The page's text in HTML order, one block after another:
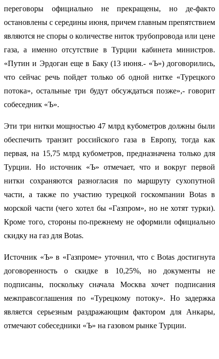
переговоры официально не прекращены, но де-факто
остановлены с середины июня, причем главным препятствием
являются не споры о количестве ниток трубопровода или цене
газа, а именно отсутствие в Турции кабинета министров.
«Путин и Эрдоган еще в Баку (13 июня.- «Ъ») договорились,
что сейчас речь пойдет только об одной нитке «Турецкого
потока», остальные три будут обсуждаться позже»,- говорит
собеседник «Ъ».
Эти три нитки мощностью 47 млрд кубометров должны были
обеспечить транзит российского газа в Европу, тогда как
первая, на 15,75 млрд кубометров, предназначена только для
Турции. Но источник «Ъ» отмечает, что и вокруг первой
нитки сохраняются разногласия по маршруту сухопутной
части, а также по участию турецкой госкомпании Botas в
морской части (чего хотел бы «Газпром», но не хотят турки).
Кроме того, стороны по-прежнему не оформили официально
скидку на газ для Botas.
Источник «Ъ» в «Газпроме» уточнил, что с Botas достигнута
договоренность о скидке в 10,25%, но документы не
подписаны, поскольку сначала Москва хочет подписания
межправсоглашения по «Турецкому потоку». Но задержка
является серьезным раздражающим фактором для Анкары,
отмечают собеседники «Ъ» на газовом рынке Турции.